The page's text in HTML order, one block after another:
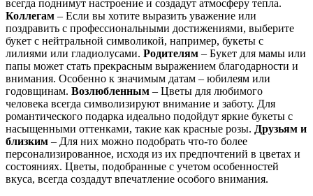
всегда поднимут настроение и создадут атмосферу тепла.
Коллегам – Если вы хотите выразить уважение или
поздравить с профессиональными достижениями, выберите
букет с нейтральной символикой, например, букеты с
лилиями или гладиолусами. Родителям – Букет для мамы или
папы может стать прекрасным выражением благодарности и
внимания. Особенно к значимым датам – юбилеям или
годовщинам. Возлюбленным – Цветы для любимого
человека всегда символизируют внимание и заботу. Для
романтического подарка идеально подойдут яркие букеты с
насыщенными оттенками, такие как красные розы. Друзьям и
близким – Для них можно подобрать что-то более
персонализированное, исходя из их предпочтений в цветах и
состояниях. Цветы, подобранные с учетом особенностей
вкуса, всегда создадут впечатление особого внимания.